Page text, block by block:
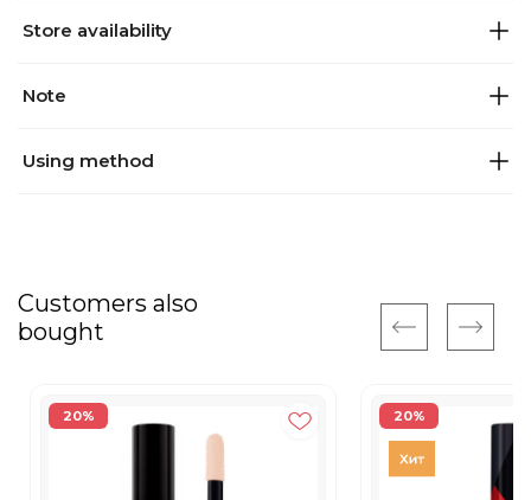
Store availability
Note
Using method
Customers also
bought
20% 20%